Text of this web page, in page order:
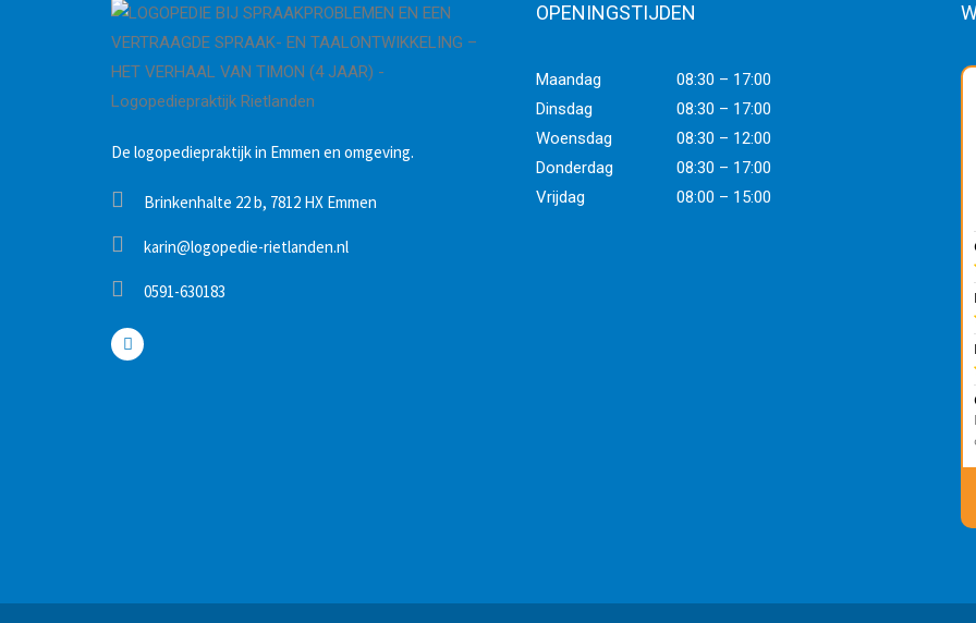
De logopediepraktijk in Emmen en omgeving.
Brinkenhalte 22 b, 7812 HX Emmen
karin@logopedie-rietlanden.nl
0591-630183
OPENINGSTIJDEN
Maandag
08:30 – 17:00
Dinsdag
08:30 – 17:00
Woensdag
08:30 – 12:00
Donderdag
08:30 – 17:00
Vrijdag
08:00 – 15:00